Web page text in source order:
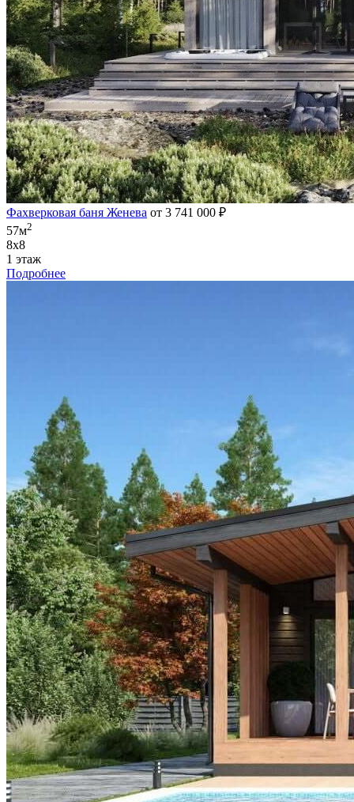
Фахверковая баня Женева от 3 741 000 ₽
57м2
8х8
1 этаж
Подробнее